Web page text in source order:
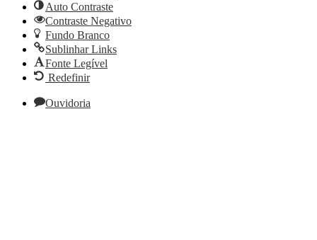
Auto Contraste
Contraste Negativo
Fundo Branco
Sublinhar Links
Fonte Legível
Redefinir
Ouvidoria